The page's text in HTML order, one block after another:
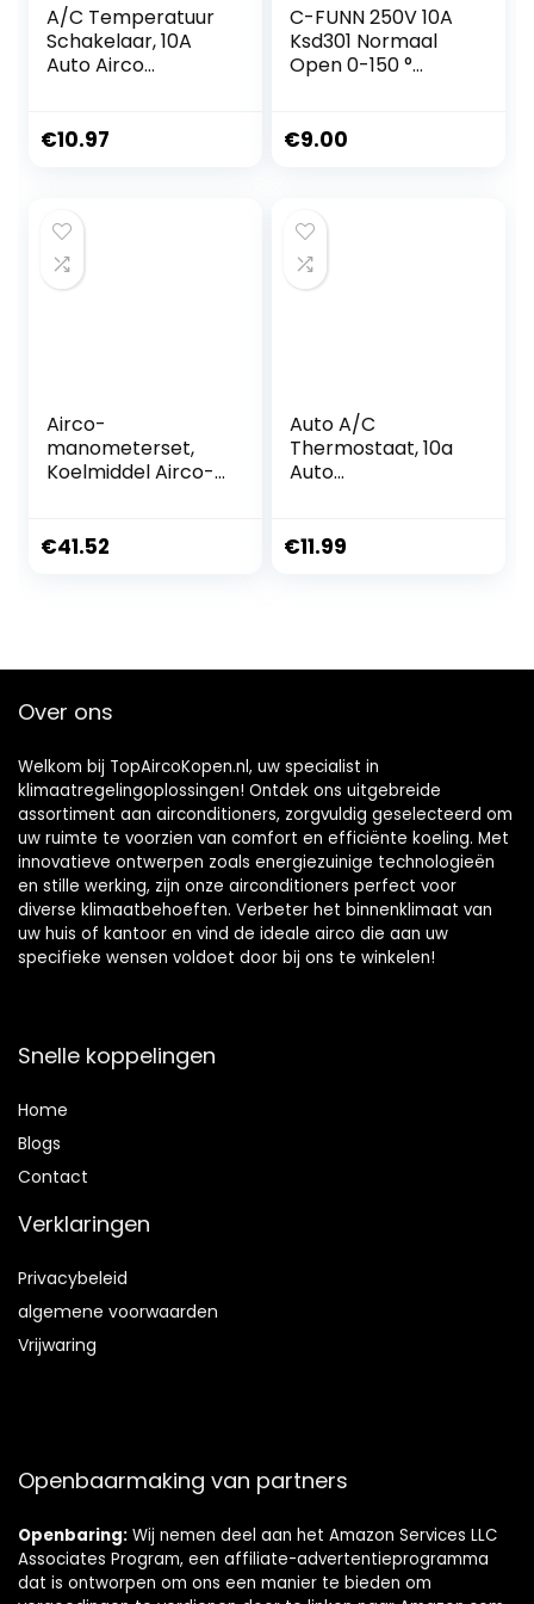
A/C Temperatuur
Schakelaar, 10A
Auto Airco
Schakelaar
Standaard
€10.97
C-FUNN 250V 10A
Ksd301 Normaal
Open 0-150 °
ng Thermische
€9.00
Airco-
manometerset,
Koelmiddel Airco-
diagnosemeetset
€41.52
Auto A/C
Thermostaat, 10a
Auto
Thermostaat
€11.99
Over ons
Welkom bij TopAircoKopen.nl, uw specialist in
klimaatregelingoplossingen! Ontdek ons uitgebreide
assortiment aan airconditioners, zorgvuldig geselecteerd om
uw ruimte te voorzien van comfort en efficiënte koeling. Met
innovatieve ontwerpen zoals energiezuinige technologieën
en stille werking, zijn onze airconditioners perfect voor
diverse klimaatbehoeften. Verbeter het binnenklimaat van
uw huis of kantoor en vind de ideale airco die aan uw
specifieke wensen voldoet door bij ons te winkelen!
Snelle koppelingen
Home
Blogs
Contact
Verklaringen
Privacybeleid
algemene voorwaarden
Vrijwaring
Openbaarmaking van partners
Openbaring: Wij nemen deel aan het Amazon Services LLC
Associates Program, een affiliate-advertentieprogramma
dat is ontworpen om ons een manier te bieden om